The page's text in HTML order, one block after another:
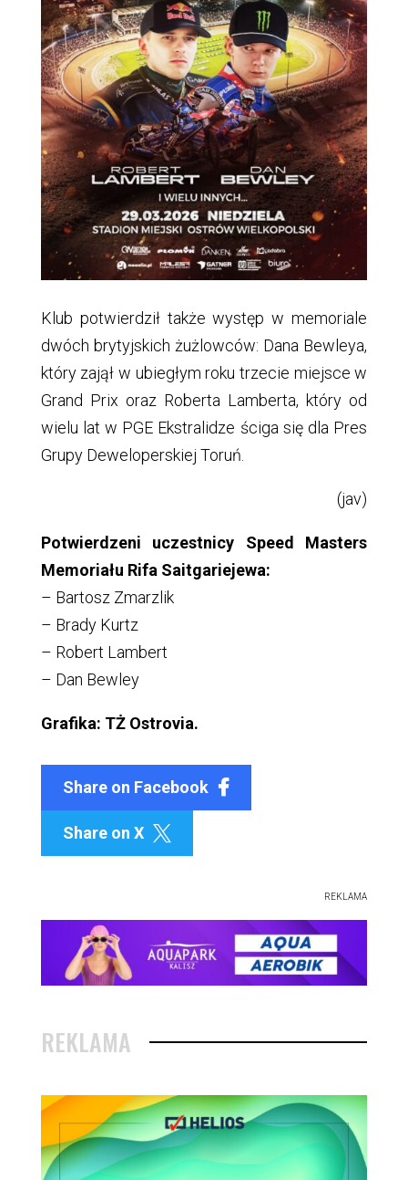
Klub potwierdził także występ w memoriale
dwóch brytyjskich żużlowców: Dana Bewleya,
który zajął w ubiegłym roku trzecie miejsce w
Grand Prix oraz Roberta Lamberta, który od
wielu lat w PGE Ekstralidze ściga się dla Pres
Grupy Deweloperskiej Toruń.
(jav)
Potwierdzeni uczestnicy Speed Masters
Memoriału Rifa Saitgariejewa:
– Bartosz Zmarzlik
– Brady Kurtz
– Robert Lambert
– Dan Bewley
Grafika: TŻ Ostrovia.
Share on Facebook
Share on X 
REKLAMA
REKLAMA